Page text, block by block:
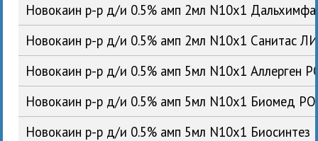
Новокаин р-р д/и 0.5% амп 2мл N10x1
Новокаин р-р д/и 0.5% амп 2мл N10x1 Санитас
Новокаин р-р д/и 0.5% амп 5мл N10x1 Аллерген
Новокаин р-р д/и 0.5% амп 5мл N10x1 Биомед
Новокаин р-р д/и 0.5% амп 5мл N10x1 Биосинтез